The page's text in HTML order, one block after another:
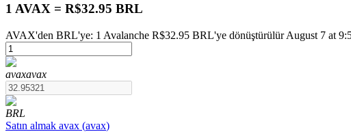
USDT Vadeli İşlemleri
Teminat olarak USDT kullanan vadeli işlemler
1 AVAX = R$32.95 BRL
AVAX'den BRL'ye: 1 Avalanche R$32.95 BRL'ye dönüştürülür August 7 at
avaxavax
BRL
Satın almak avax (avax)